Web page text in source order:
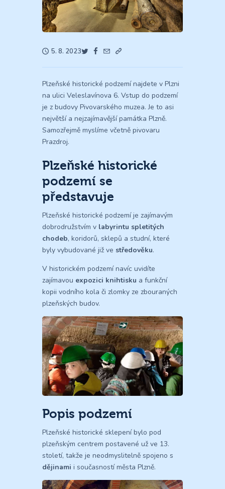
5. 8. 2023
Plzeňské historické podzemí najdete v Plzni
na ulici Veleslavínova 6. Vstup do podzemí
je z budovy Pivovarského muzea. Je to asi
největší a nejzajímavější památka Plzně.
Samozřejmě myslíme včetně pivovaru
Prazdroj.
Plzeňské historické
podzemí se
představuje
Plzeňské historické podzemí je zajímavým
dobrodružstvím v labyrintu spletitých
chodeb, koridorů, sklepů a studní, které
byly vybudované již ve středověku.
V historickém podzemí navíc uvidíte
zajímavou expozici knihtisku a funkční
kopii vodního kola či zlomky ze zbouraných
plzeňských budov.
Popis podzemí
Plzeňské historické sklepení bylo pod
plzeňským centrem postavené už ve 13.
století, takže je neodmyslitelně spojeno s
dějinami i současností města Plzně.